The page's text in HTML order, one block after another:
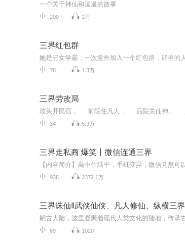
一个关于神仙和逗逼的故事
200 2万
三界红包群
78 1.3万
三界劳改局
34 5.9万
三界走私商 爆笑丨微信连通三界
938 2372.1万
三界诛仙‖武侠仙侠、凡人修仙、纵横三界
69 1020